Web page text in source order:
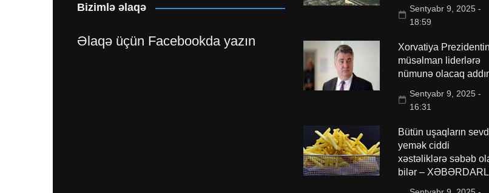
Bizimlə əlaqə
Əlaqə üçün Facebookda yazın
Sentyabr 9, 2025 -
18:59
Xorvatiya
müsəlman liderlərə
nümunə olacaq
Sentyabr 9, 2025 -
16:31
Bütün uşaqların
yemək ciddi
xəstəliklərə səbəb
bilər –